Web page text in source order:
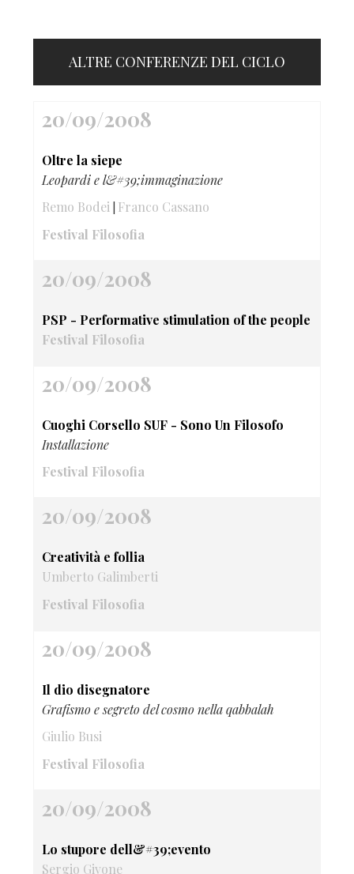
ALTRE CONFERENZE DEL CICLO
20/09/2008
Oltre la siepe
Leopardi e l&#39;immaginazione
Remo Bodei Franco Cassano
Festival Filosofia
20/09/2008
PSP - Performative stimulation of the people
Festival Filosofia
20/09/2008
Cuoghi Corsello SUF - Sono Un Filosofo
Installazione
Festival Filosofia
20/09/2008
Creatività e follia
Umberto Galimberti
Festival Filosofia
20/09/2008
Il dio disegnatore
Grafismo e segreto del cosmo nella qabbalah
Giulio Busi
Festival Filosofia
20/09/2008
Lo stupore dell&#39;evento
Sergio Givone